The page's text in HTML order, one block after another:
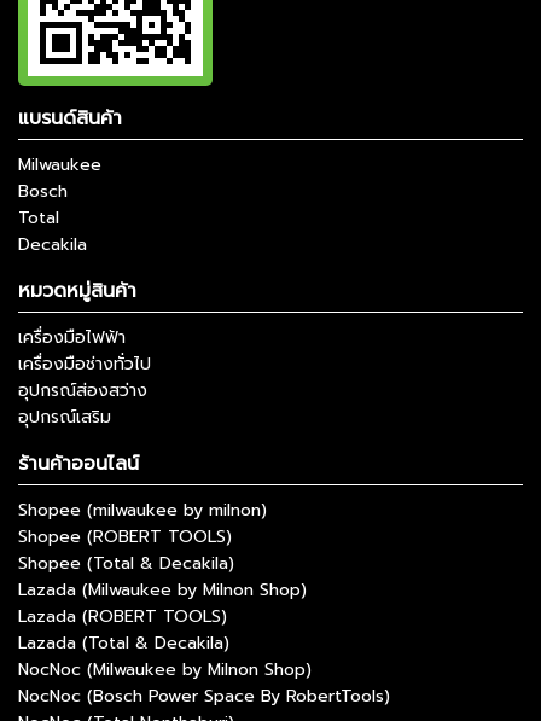
แบรนด์สินค้า
Milwaukee
Bosch
Total
Decakila
หมวดหมู่สินค้า
เครื่องมือไฟฟ้า
เครื่องมือช่างทั่วไป
อุปกรณ์ส่องสว่าง
อุปกรณ์เสริม
ร้านค้าออนไลน์
Shopee (milwaukee by milnon)
Shopee (ROBERT TOOLS)
Shopee (Total & Decakila)
Lazada (Milwaukee by Milnon Shop)
Lazada (ROBERT TOOLS)
Lazada (Total & Decakila)
NocNoc (Milwaukee by Milnon Shop)
NocNoc (Bosch Power Space By RobertTools)